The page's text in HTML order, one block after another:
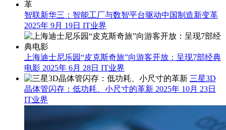
智联新华三：智能工厂与数智平台驱动中国制造新变革
2025年 9月 19日 IT业界
上海迪士尼乐园“皮克斯奇旅”向游客开放：呈现7部经典
电影 2025年 6月 28日 IT业界
三星3D
晶体管闪存：低功耗、小尺寸的革新 2025年 10月 23日
IT业界